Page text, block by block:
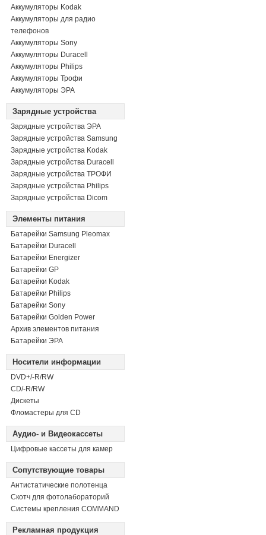
Аккумуляторы Kodak
Аккумуляторы для радио
телефонов
Аккумуляторы Sony
Аккумуляторы Duracell
Аккумуляторы Philips
Аккумуляторы Трофи
Аккумуляторы ЭРА
Зарядные устройства
Зарядные устройства ЭРА
Зарядные устройства Samsung
Зарядные устройства Kodak
Зарядные устройства Duracell
Зарядные устройства ТРОФИ
Зарядные устройства Philips
Зарядные устройства Dicom
Элементы питания
Батарейки Samsung Pleomax
Батарейки Duracell
Батарейки Energizer
Батарейки GP
Батарейки Kodak
Батарейки Philips
Батарейки Sony
Батарейки Golden Power
Архив элементов питания
Батарейки ЭРА
Носители информации
DVD+/-R/RW
СD/-R/RW
Дискеты
Фломастеры для CD
Аудио- и Видеокассеты
Цифровые кассеты для камер
Сопутствующие товары
Антистатические полотенца
Скотч для фотолабораторий
Системы крепления COMMAND
Рекламная продукция